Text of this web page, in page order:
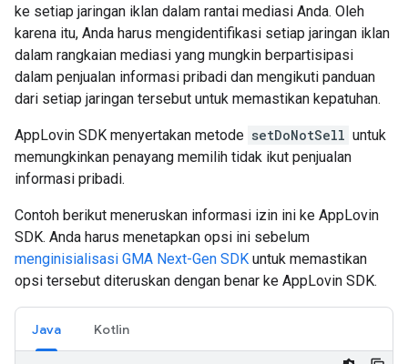
ke setiap jaringan iklan dalam rantai mediasi Anda. Oleh
karena itu, Anda harus mengidentifikasi setiap jaringan iklan
dalam rangkaian mediasi yang mungkin berpartisipasi
dalam penjualan informasi pribadi dan mengikuti panduan
dari setiap jaringan tersebut untuk memastikan kepatuhan.
AppLovin SDK menyertakan metode setDoNotSell untuk
memungkinkan penayang memilih tidak ikut penjualan
informasi pribadi.
Contoh berikut meneruskan informasi izin ini ke AppLovin
SDK. Anda harus menetapkan opsi ini sebelum
menginisialisasi GMA Next-Gen SDK untuk memastikan
opsi tersebut diteruskan dengan benar ke AppLovin SDK.
Java Kotlin